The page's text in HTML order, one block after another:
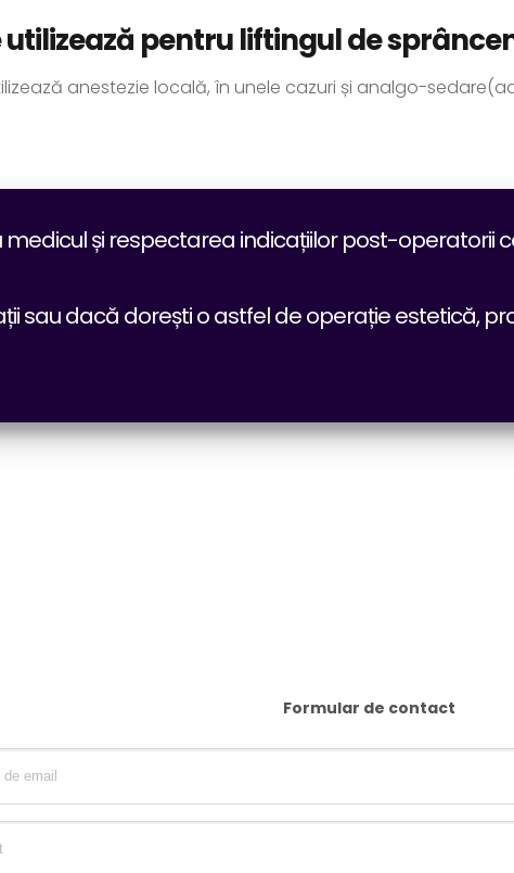
utilizează pentru liftingul de
anestezie locală, în unele cazuri și analgo-
și respectarea indicațiilor post-operatorii
sau dacă dorești o astfel de operație estetică,
Formular de contact